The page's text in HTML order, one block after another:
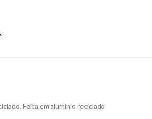
Feita em alumínio reciclado